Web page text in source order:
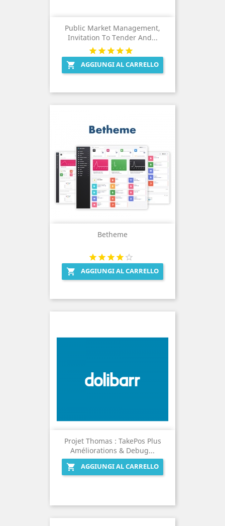
Public Market Management,
Invitation To Tender And...
 AGGIUNGI AL CARRELLO
Betheme
 AGGIUNGI AL CARRELLO
Projet Thomas : TakePos Plus
Améliorations & Debug...

AGGIUNGI AL CARRELLO